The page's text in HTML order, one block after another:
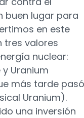
buen lugar para
en este
tres valores
nuclear:
Uranium
más tarde pasó
Uranium).
una inversión